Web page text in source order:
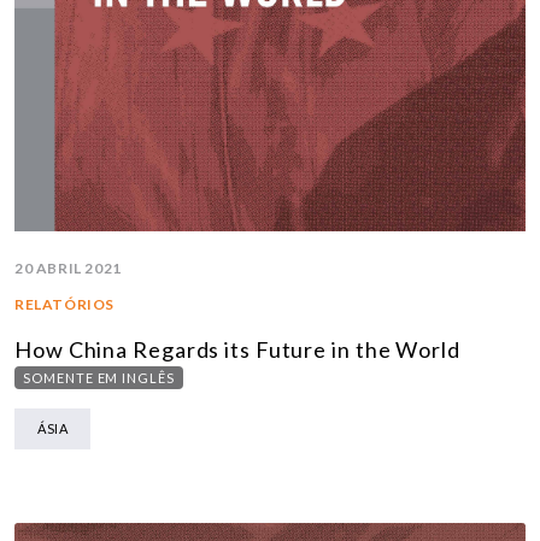
20 ABRIL 2021
RELATÓRIOS
How China Regards its Future in the World
SOMENTE EM INGLÊS
ÁSIA